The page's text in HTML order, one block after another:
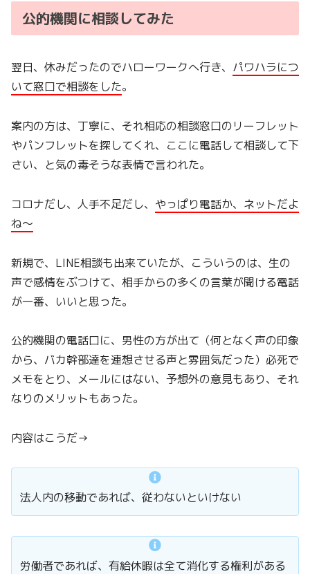
公的機関に相談してみた
翌日、休みだったのでハローワークへ行き、 パワハラにつ
いて窓口で相談をした。
案内の方は、丁寧に、それ相応の相談窓口のリーフレット
やパンフレットを探してくれ、ここに電話して相談して下
さい、と気の毒そうな表情で言われた。
コロナだし、人手不足だし、 やっぱり電話か、ネットだよ
ね～
新規で、LINE相談も出来ていたが、こういうのは、生の
声で感情をぶつけて、相手からの多くの言葉が聞ける電話
が一番、いいと思った。
公的機関の電話口に、男性の方が出て（何となく声の印象
から、バカ幹部達を連想させる声と雰囲気だった）必死で
メモをとり、メールにはない、予想外の意見もあり、それ
なりのメリットもあった。
内容はこうだ→
法人内の移動であれば、従わないといけない
労働者であれば、有給休暇は全て消化する権利がある